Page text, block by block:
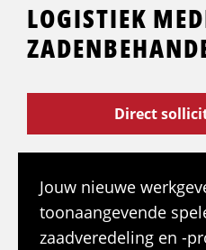
LOGISTIEK
Direct
Jouw nieuwe
toonaangevende
zaadveredeling en -